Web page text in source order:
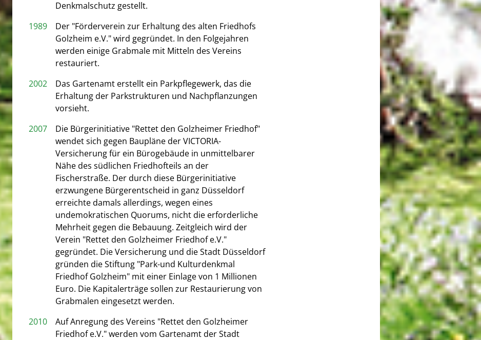
Denkmalschutz gestellt.
1989
Der "Förderverein zur Erhaltung des alten Friedhofs
Golzheim e.V." wird gegründet. In den Folgejahren
werden einige Grabmale mit Mitteln des Vereins
restauriert.
2002
Das Gartenamt erstellt ein Parkpflegewerk, das die
Erhaltung der Parkstrukturen und Nachpflanzungen
vorsieht.
2007
Die Bürgerinitiative "Rettet den Golzheimer Friedhof"
wendet sich gegen Baupläne der VICTORIA-
Versicherung für ein Bürogebäude in unmittelbarer
Nähe des südlichen Friedhofteils an der
Fischerstraße. Der durch diese Bürgerinitiative
erzwungene Bürgerentscheid in ganz Düsseldorf
erreichte damals allerdings, wegen eines
undemokratischen Quorums, nicht die erforderliche
Mehrheit gegen die Bebauung. Zeitgleich wird der
Verein "Rettet den Golzheimer Friedhof e.V."
gegründet. Die Versicherung und die Stadt Düsseldorf
gründen die Stiftung "Park-und Kulturdenkmal
Friedhof Golzheim" mit einer Einlage von 1 Millionen
Euro. Die Kapitalerträge sollen zur Restaurierung von
Grabmalen eingesetzt werden.
2010
Auf Anregung des Vereins "Rettet den Golzheimer
Friedhof e.V." werden vom Gartenamt der Stadt